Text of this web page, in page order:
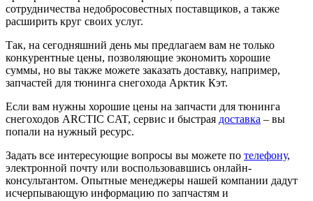
сотрудничества недобросовестных поставщиков, а также
расширить круг своих услуг.
Так, на сегодняшний день мы предлагаем вам не только
конкурентные цены, позволяющие экономить хорошие
суммы, но вы также можете заказать доставку, например,
запчастей для тюнинга снегохода Арктик Кэт.
Если вам нужны хорошие цены на запчасти для тюнинга
снегоходов ARCTIC CAT, сервис и быстрая доставка – вы
попали на нужный ресурс.
Задать все интересующие вопросы вы можете по телефону,
электронной почту или воспользовавшись онлайн-
консультантом. Опытные менеджеры нашей компании дадут
исчерпывающую информацию по запчастям и